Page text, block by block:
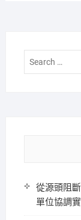
從源頭阻
單位協調